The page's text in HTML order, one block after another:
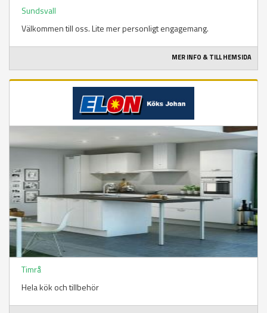
Sundsvall
Välkommen till oss. Lite mer personligt engagemang.
MER INFO & TILL HEMSIDA
Timrå
Hela kök och tillbehör